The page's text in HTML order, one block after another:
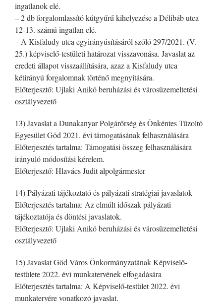
ingatlanok elé.
– 2 db forgalomlassító kútgyűrű kihelyezése a Délibáb utca
12-13. számú ingatlan elé.
– A Kisfaludy utca egyirányúsításáról szóló 297/2021. (V.
25.) képviselő-testületi határozat visszavonása. Javaslat az
eredeti állapot visszaállítására, azaz a Kisfaludy utca
kétirányú forgalomnak történő megnyitására.
Előterjesztő: Ujlaki Anikó beruházási és városüzemeltetési
osztályvezető
13) Javaslat a Dunakanyar Polgárőrség és Önkéntes Tűzoltó
Egyesület Göd 2021. évi támogatásának felhasználására
Előterjesztés tartalma: Támogatási összeg felhasználására
irányuló módosítási kérelem.
Előterjesztő: Hlavács Judit alpolgármester
14) Pályázati tájékoztató és pályázati stratégiai javaslatok
Előterjesztés tartalma: Az elmúlt időszak pályázati
tájékoztatója és döntési javaslatok.
Előterjesztő: Ujlaki Anikó beruházási és városüzemeltetési
osztályvezető
15) Javaslat Göd Város Önkormányzatának Képviselő-
testülete 2022. évi munkatervének elfogadására
Előterjesztés tartalma: A Képviselő-testület 2022. évi
munkatervére vonatkozó javaslat.